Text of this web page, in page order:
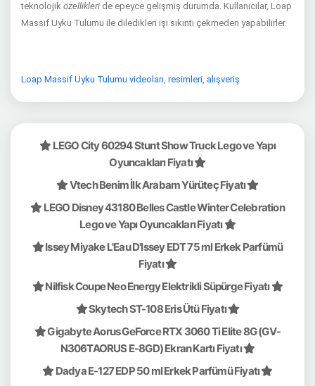
teknolojik özellikleri de epeyce gelişmiş durumda. Kullanıcılar, Loap
Massif Uyku Tulumu ile diledikleri işi sıkıntı çekmeden yapabilirler.
Loap Massif Uyku Tulumu videoları, resimleri, alışveriş
LEGO City 60294 Stunt Show Truck Lego ve Yapı
Oyuncakları Fiyatı
Vtech Benim İlk Arabam Yürüteç Fiyatı
LEGO Disney 43180 Belles Castle Winter Celebration
Lego ve Yapı Oyuncakları Fiyatı
Issey Miyake L'Eau D'Issey EDT 75 ml Erkek Parfümü
Fiyatı
Nilfisk Coupe Neo Energy Elektrikli Süpürge Fiyatı
Skytech ST-108 Eris Ütü Fiyatı
Gigabyte Aorus GeForce RTX 3060 Ti Elite 8G (GV-
N306TAORUS E-8GD) Ekran Kartı Fiyatı
Dadya E-127 EDP 50 ml Erkek Parfümü Fiyatı